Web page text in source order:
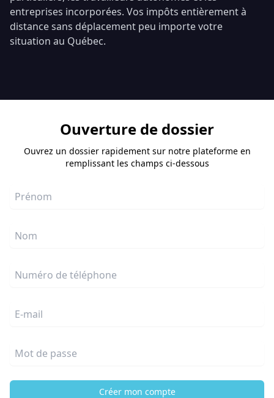
entreprises incorporées. Vos impôts entièrement à
distance sans déplacement peu importe votre
situation au Québec.
Ouverture de dossier
Ouvrez un dossier rapidement sur notre plateforme en
remplissant les champs ci-dessous
Prénom
Nom
Numéro de téléphone
E-mail
Mot de passe
Créer mon compte